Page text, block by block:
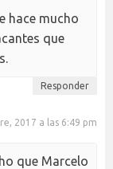
hace mucho
que
Responder
2017 a las 6:49 pm
que Marcelo